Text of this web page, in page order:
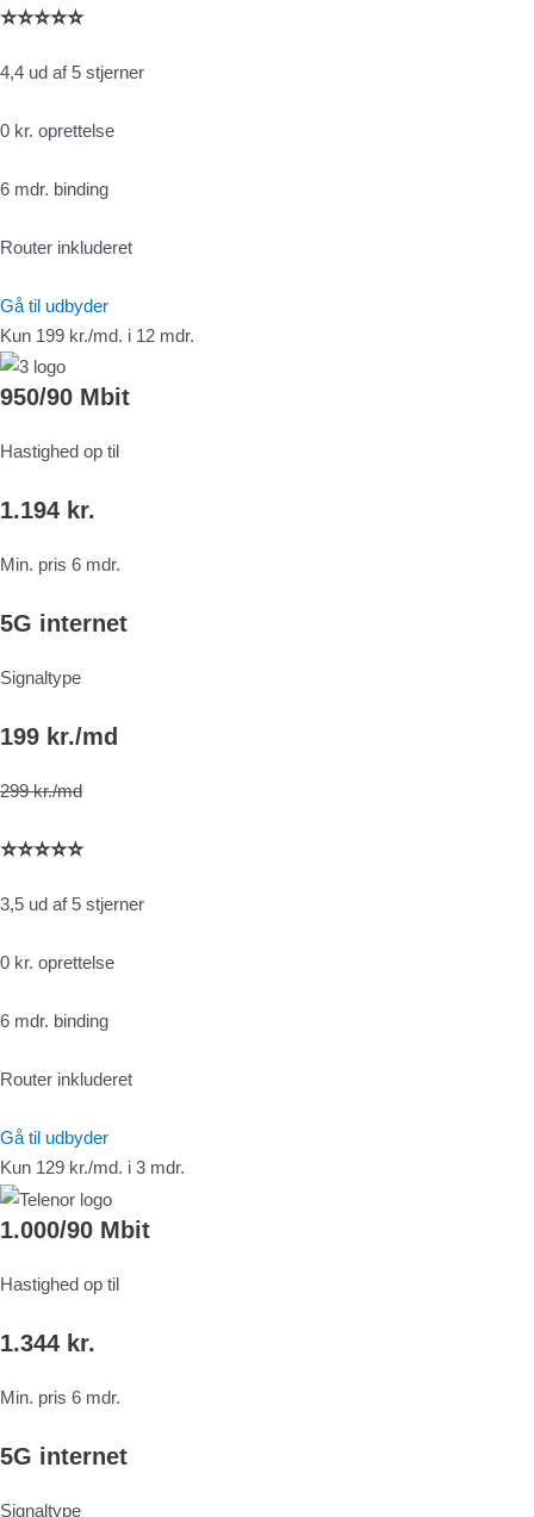
⭐⭐⭐⭐⭐
4,4 ud af 5 stjerner
0 kr. oprettelse
6 mdr. binding
Router inkluderet
Gå til udbyder
Kun 199 kr./md. i 12 mdr.
950/90 Mbit
Hastighed op til
1.194 kr.
Min. pris 6 mdr.
5G internet
Signaltype
199 kr./md
299 kr./md
⭐⭐⭐⭐⭐
3,5 ud af 5 stjerner
0 kr. oprettelse
6 mdr. binding
Router inkluderet
Gå til udbyder
Kun 129 kr./md. i 3 mdr.
1.000/90 Mbit
Hastighed op til
1.344 kr.
Min. pris 6 mdr.
5G internet
Signaltype